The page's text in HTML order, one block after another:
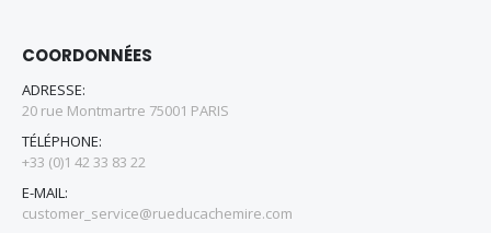
COORDONNÉES
ADRESSE:
20 rue Montmartre 75001 PARIS
TÉLÉPHONE:
+33 (0)1 42 33 83 22
E-MAIL:
customer_service@rueducachemire.com